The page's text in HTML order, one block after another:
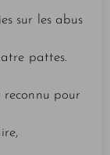
sur les abus
pattes.
reconnu pour